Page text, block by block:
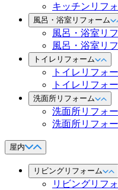
キッチンリフ
風呂・浴室リフォーム
風呂・浴室リ
風呂・浴室リ
トイレリフォーム
トイレリフォ
トイレリフォ
洗面所リフォーム
洗面所リフォ
洗面所リフォ
屋内
リビングリフォーム
リビングリフ